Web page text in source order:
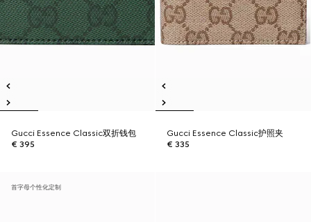
Gucci Essence Classic双折钱包
€ 395
Gucci Essence Classic护照夹
€ 335
首字母个性化定制